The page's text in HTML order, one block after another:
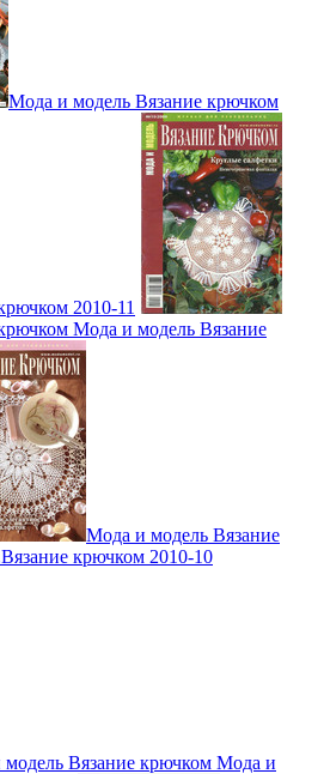
Мода и модель Вязание крючком
2010-11
Мода и модель Вязание
Мода и модель Вязание
крючком 2010-10
Вязание крючком Мода и